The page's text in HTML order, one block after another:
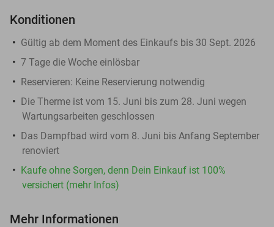
Konditionen
Gültig ab dem Moment des Einkaufs bis 30 Sept. 2026
7 Tage die Woche einlösbar
Reservieren: Keine Reservierung notwendig
Die Therme ist vom 15. Juni bis zum 28. Juni wegen
Wartungsarbeiten geschlossen
Das Dampfbad wird vom 8. Juni bis Anfang September
renoviert
Kaufe ohne Sorgen, denn Dein Einkauf ist 100%
versichert (mehr Infos)
Mehr Informationen